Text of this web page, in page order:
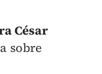
César
sobre